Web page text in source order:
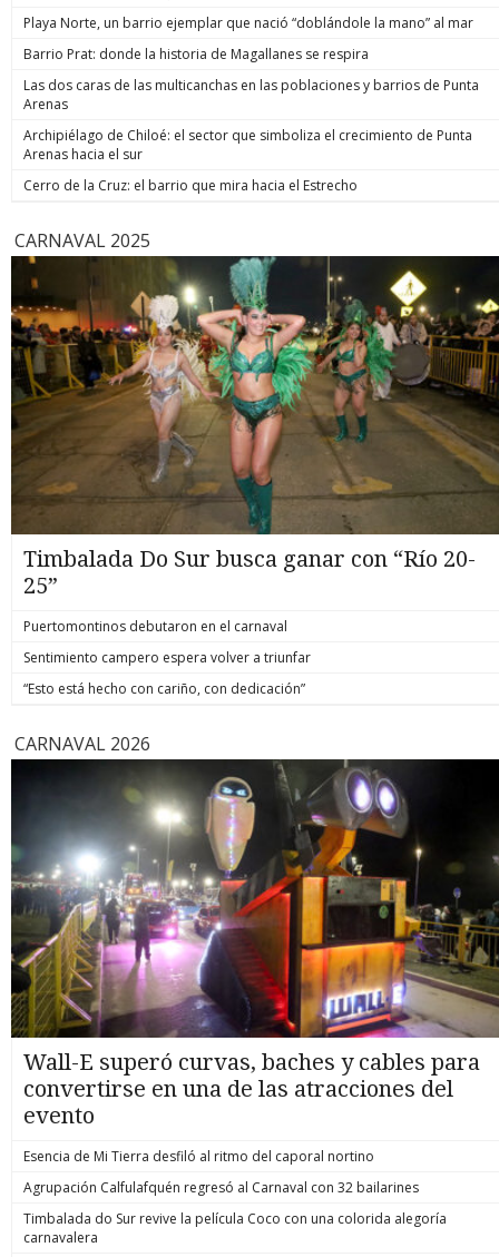
de estos
hoy está
todos los
anunció
Playa Norte, un barrio ejemplar que nació “doblándole la mano” al mar
Barrio Prat: donde la historia de Magallanes se respira
Las dos caras de las multicanchas en las poblaciones y barrios de Punta
Arenas
Archipiélago de Chiloé: el sector que simboliza el crecimiento de Punta
Arenas hacia el sur
Cerro de la Cruz: el barrio que mira hacia el Estrecho
CARNAVAL 2025
Timbalada Do Sur busca ganar con “Río 20-
25”
Puertomontinos debutaron en el carnaval
Sentimiento campero espera volver a triunfar
“Esto está hecho con cariño, con dedicación”
CARNAVAL 2026
Wall-E superó curvas, baches y cables para
convertirse en una de las atracciones del
evento
Esencia de Mi Tierra desfiló al ritmo del caporal nortino
Agrupación Calfulafquén regresó al Carnaval con 32 bailarines
Timbalada do Sur revive la película Coco con una colorida alegoría
carnavalera